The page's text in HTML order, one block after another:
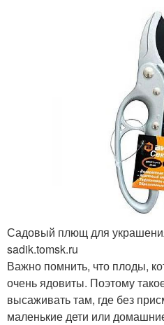
Садовый плющ для
sadik.tomsk.ru
Важно помнить, что плоды,
очень ядовиты. Поэтому
высаживать там, где без
маленькие дети или